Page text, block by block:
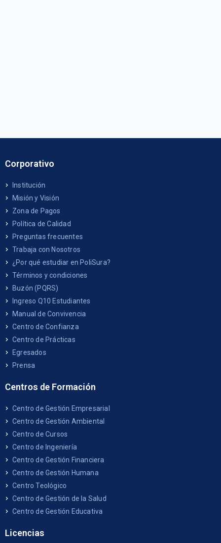
Corporativo
Institución
Misión y Visión
Zona de Pagos
Política de Calidad
Preguntas frecuentes
Trabaja con Nosotros
¿Por qué estudiar en PoliSura?
Términos y condiciones
Buzón (PQRS)
Ingreso Q10 Estudiantes
Manual de Convivencia
Centro de Confianza
Centro de Prácticas
Egresados
Prensa
Centros de Formación
Centro de Gestión Empresarial
Centro de Gestión Ambiental
Centro de Cursos
Centro de Ingeniería
Centro de Gestión Financiera
Centro de Gestión Humana
Centro Teológico
Centro de Gestión de la Salud
Centro de Gestión Educativa
Licencias